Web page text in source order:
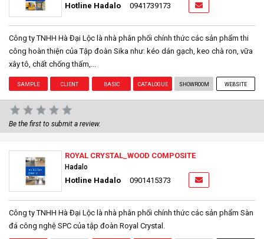
Hotline Hadalo 0941739173
Công ty TNHH Hà Đại Lộc là nhà phân phối chính thức các sản phẩm thi
công hoàn thiện của Tập đoàn Sika như: kéo dán gạch, keo chà ron, vữa
xây tô, chất chống thấm,...
SAMPLE CLIENT BASIC CATALOGUE SHOWROOM WEBSITE
Be the first to submit a review.
ROYAL CRYSTAL_WOOD COMPOSITE
Hadalo
Hotline Hadalo 0901415373
Công ty TNHH Hà Đại Lộc là nhà phân phối chính thức các sản phẩm Sàn
đá công nghệ SPC của tập đoàn Royal Crystal.